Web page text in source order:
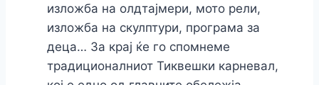
изложба на олдтајмери, мото рели,
изложба на скулптури, програма за
деца… За крај ќе го спомнеме
традиционалниот Тиквешки карневал,